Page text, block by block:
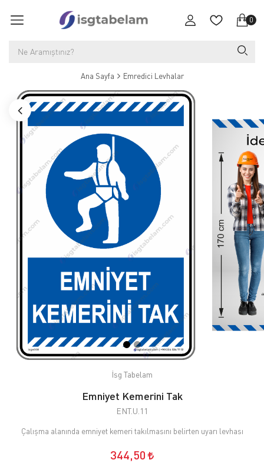
0
Ana Sayfa Emredici Levhalar
İsg Tabelam
Emniyet Kemerini Tak
ENT.U.11
Çalışma alanında emniyet kemeri takılmasını belirten uyarı levhası
344,50